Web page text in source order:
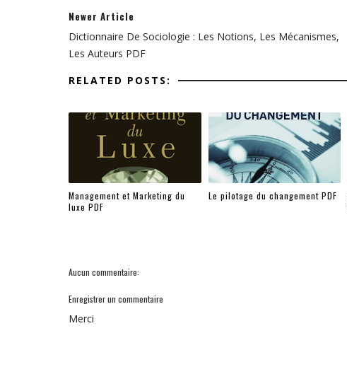
Newer Article
Dictionnaire De Sociologie : Les Notions, Les Mécanismes,
Les Auteurs PDF
RELATED POSTS:
Management et Marketing du
luxe PDF
Le pilotage du changement PDF
Aucun commentaire:
Enregistrer un commentaire
Merci